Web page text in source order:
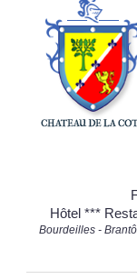
Hôtel ***
Bourdeilles -